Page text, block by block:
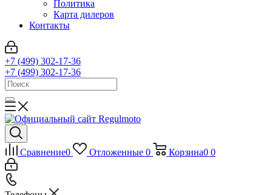
Политика
Карта дилеров
Контакты
+7 (499) 302-17-36
+7 (499) 302-17-36
Сравнение0 Отложенные 0 Корзина0 0